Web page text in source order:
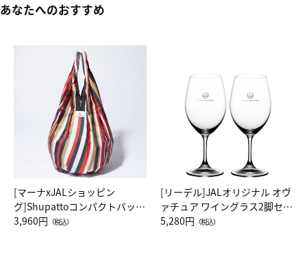
あなたへのおすすめ
[マーナxJALショッピン
グ]Shupattoコンパクトバッグ
Drop JAL客室乗務員（LC）ス
3,960円 （税込）
[リーデル]JALオリジナル オヴ
ァチュア ワイングラス2脚セッ
ト（レッドワイン）
5,280円 （税込）